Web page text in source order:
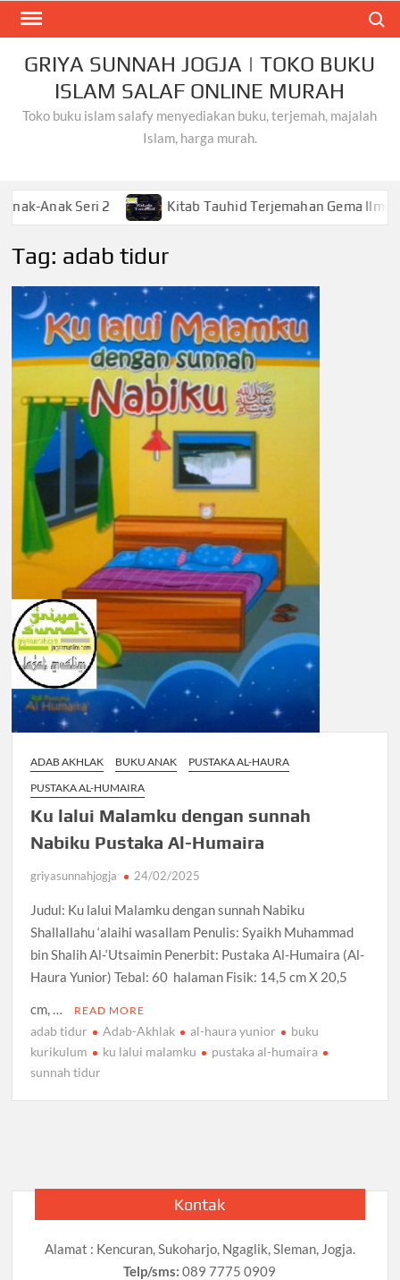
Skip
contentGRIYA SUNNAH JOGJA | TOKO BUKU
ISLAM SALAF ONLINE MURAH
Toko buku islam salafy menyediakan buku, terjemah, majalah
Islam, harga murah.
Seri 2 Kitab Tauhid Terjemahan Gema Ilmu
Tag: adab tidur
ADAB AKHLAK BUKU ANAK
PUSTAKA AL-HAURA
PUSTAKA AL-HUMAIRA
Ku lalui Malamku dengan sunnah
Nabiku Pustaka Al-Humaira
griyasunnahjogja 24/02/2025
Judul: Ku lalui Malamku dengan sunnah Nabiku
Shallallahu ‘alaihi wasallam Penulis: Syaikh Muhammad
bin Shalih Al-‘Utsaimin Penerbit: Pustaka Al-Humaira (Al-
Haura Yunior) Tebal: 60 halaman Fisik: 14,5 cm X 20,5
cm, …
READ MORE
adab tidur Adab-Akhlak al-haura yunior
buku
kurikulum
ku lalui malamku
pustaka al-humaira
sunnah tidur
Kontak
Alamat : Kencuran, Sukoharjo, Ngaglik, Sleman, Jogja.
Telp/sms: 089 7775 0909